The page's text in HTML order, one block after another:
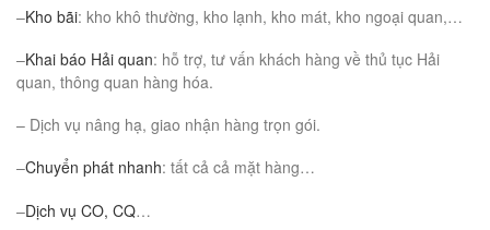
–Kho bãi: kho khô thường, kho lạnh, kho mát, kho ngoại quan,…
–Khai báo Hải quan: hỗ trợ, tư vấn khách hàng về thủ tục Hải
quan, thông quan hàng hóa.
– Dịch vụ nâng hạ, giao nhận hàng trọn gói.
–Chuyển phát nhanh: tất cả cả mặt hàng…
–Dịch vụ CO, CQ…